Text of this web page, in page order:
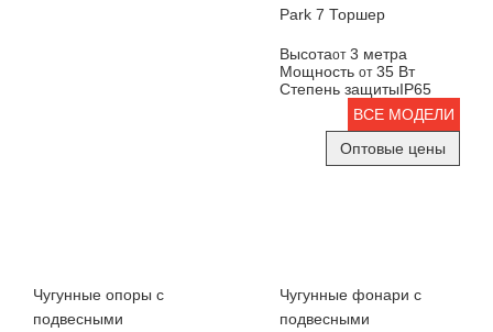
Park 7 Торшер
Высотаот 3 метра
Мощность от 35 Вт
Степень защитыIP65
ВСЕ МОДЕЛИ
Оптовые цены
Чугунные опоры с
подвесными
Чугунные фонари с
подвесными